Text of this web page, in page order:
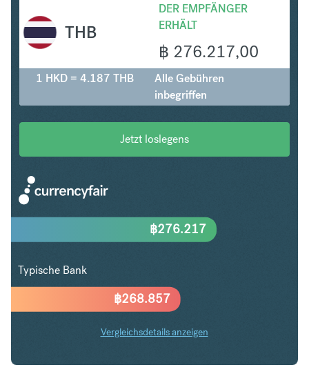
DER EMPFÄNGER
ERHÄLT
฿ 276.217,00
THB
1 HKD = 4.187 THB
Alle Gebühren
inbegriffen
Jetzt loslegens
฿268.857
฿276.217
Typische Bank
Vergleichsdetails anzeigen
HKD in THB Trends